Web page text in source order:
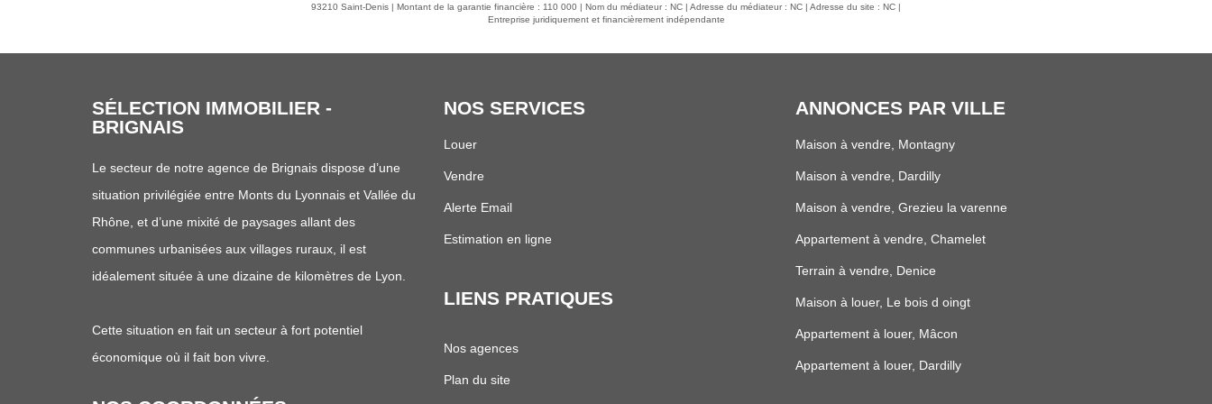
finition sont à prévoir laissant la possibilité de personnaliser ces espaces à
minutes. Une maison fonctionnelle, lumineuse et bien située, idéale pour
93210 Saint-Denis | Montant de la garantie financière : 110 000 | Nom du médiateur : NC | Adresse du médiateur : NC | Adresse du site : NC |
Entreprise juridiquement et financièrement indépendante
SÉLECTION IMMOBILIER -
DARDILLY
Le secteur de l’ouest Lyonnais est assez vaste et la
commune de Dardilly étendue. Cette zone attire une
masse de lyonnais cherchant en quelque sorte à se
mettre au vert, en restant très proche de Lyon. La zone
intéresse principalement des familles, attirées par la
commerces, vie associative).
NOS SERVICES
Louer
Vendre
Alerte Email
Estimation en ligne
LIENS PRATIQUES
Nos agences
Plan du site
ANNONCES PAR VILLE
Maison à vendre, Montagny
Maison à vendre, Dardilly
Maison à vendre, Grezieu la varenne
Appartement à vendre, Chamelet
Terrain à vendre, Denice
Maison à louer, Le bois d oingt
Appartement à louer, Mâcon
Appartement à louer, Dardilly